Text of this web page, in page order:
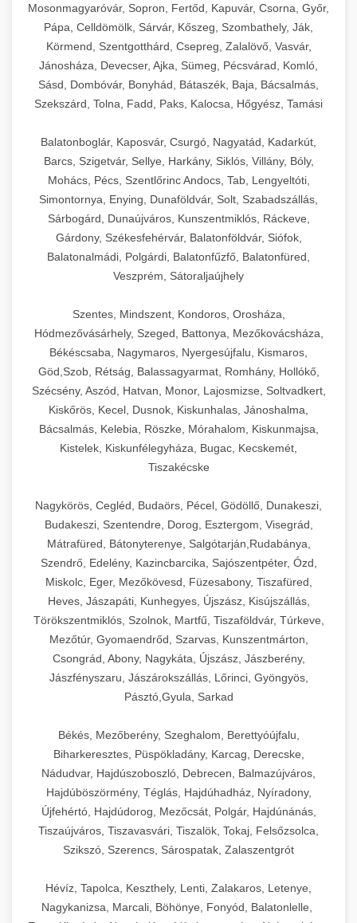
Mosonmagyaróvár, Sopron, Fertőd, Kapuvár, Csorna, Győr,
Pápa, Celldömölk, Sárvár, Kőszeg, Szombathely, Ják,
Körmend, Szentgotthárd, Csepreg, Zalalövő, Vasvár,
Jánosháza, Devecser, Ajka, Sümeg, Pécsvárad, Komló,
Sásd, Dombóvár, Bonyhád, Bátaszék, Baja, Bácsalmás,
Szekszárd, Tolna, Fadd, Paks, Kalocsa, Hőgyész, Tamási
Balatonboglár, Kaposvár, Csurgó, Nagyatád, Kadarkút,
Barcs, Szigetvár, Sellye, Harkány, Siklós, Villány, Bóly,
Mohács, Pécs, Szentlőrinc Andocs, Tab, Lengyeltóti,
Simontornya, Enying, Dunaföldvár, Solt, Szabadszállás,
Sárbogárd, Dunaújváros, Kunszentmiklós, Ráckeve,
Gárdony, Székesfehérvár, Balatonföldvár, Siófok,
Balatonalmádi, Polgárdi, Balatonfűzfő, Balatonfüred,
Veszprém, Sátoraljaújhely
Szentes, Mindszent, Kondoros, Orosháza,
Hódmezővásárhely, Szeged, Battonya, Mezőkovácsháza,
Békéscsaba, Nagymaros, Nyergesújfalu, Kismaros,
Göd,Szob, Rétság, Balassagyarmat, Romhány, Hollókő,
Szécsény, Aszód, Hatvan, Monor, Lajosmizse, Soltvadkert,
Kiskőrös, Kecel, Dusnok, Kiskunhalas, Jánoshalma,
Bácsalmás, Kelebia, Röszke, Mórahalom, Kiskunmajsa,
Kistelek, Kiskunfélegyháza, Bugac, Kecskemét,
Tiszakécske
Nagykörös, Cegléd, Budaörs, Pécel, Gödöllő, Dunakeszi,
Budakeszi, Szentendre, Dorog, Esztergom, Visegrád,
Mátrafüred, Bátonyterenye, Salgótarján,Rudabánya,
Szendrő, Edelény, Kazincbarcika, Sajószentpéter, Ózd,
Miskolc, Eger, Mezőkövesd, Füzesabony, Tiszafüred,
Heves, Jászapáti, Kunhegyes, Újszász, Kisújszállás,
Törökszentmiklós, Szolnok, Martfű, Tiszaföldvár, Túrkeve,
Mezőtúr, Gyomaendrőd, Szarvas, Kunszentmárton,
Csongrád, Abony, Nagykáta, Újszász, Jászberény,
Jászfényszaru, Jászárokszállás, Lőrinci, Gyöngyös,
Pásztó,Gyula, Sarkad
Békés, Mezőberény, Szeghalom, Berettyóújfalu,
Biharkeresztes, Püspökladány, Karcag, Derecske,
Nádudvar, Hajdúszoboszló, Debrecen, Balmazújváros,
Hajdúböszörmény, Téglás, Hajdúhadház, Nyíradony,
Újfehértó, Hajdúdorog, Mezőcsát, Polgár, Hajdúnánás,
Tiszaújváros, Tiszavasvári, Tiszalök, Tokaj, Felsőzsolca,
Szikszó, Szerencs, Sárospatak, Zalaszentgrót
Hévíz, Tapolca, Keszthely, Lenti, Zalakaros, Letenye,
Nagykanizsa, Marcali, Böhönye, Fonyód, Balatonlelle,